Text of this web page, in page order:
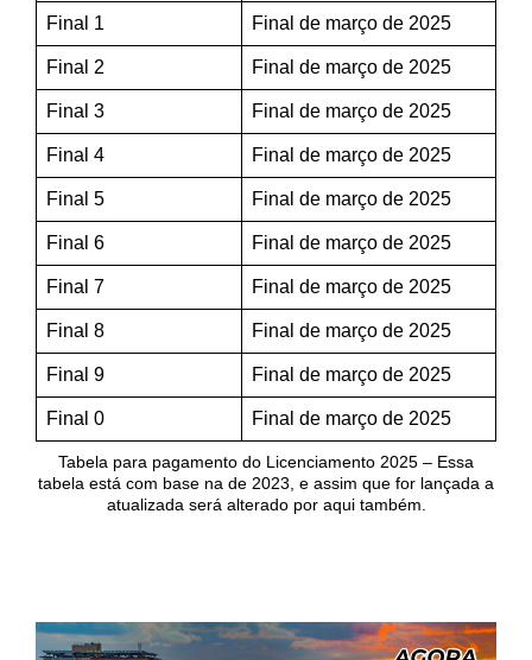
Final 1 Final de março de 2025
Final 2 Final de março de 2025
Final 3 Final de março de 2025
Final 4 Final de março de 2025
Final 5 Final de março de 2025
Final 6 Final de março de 2025
Final 7 Final de março de 2025
Final 8 Final de março de 2025
Final 9 Final de março de 2025
Final 0 Final de março de 2025
Tabela para pagamento do Licenciamento 2025 – Essa
tabela está com base na de 2023, e assim que for lançada a
atualizada será alterado por aqui também.